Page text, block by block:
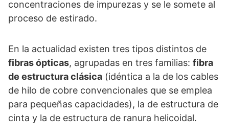
concentraciones de impurezas y se le somete al
proceso de estirado.
En la actualidad existen tres tipos distintos de
fibras ópticas, agrupadas en tres familias: fibra
de estructura clásica (idéntica a la de los cables
de hilo de cobre convencionales que se emplea
para pequeñas capacidades), la de estructura de
cinta y la de estructura de ranura helicoidal.